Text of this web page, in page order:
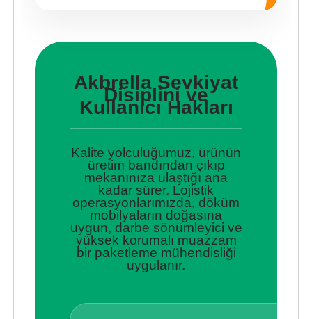
Akbrella Sevkiyat
Disiplini ve
Kullanıcı Hakları
Kalite yolculuğumuz, ürünün
üretim bandından çıkıp
mekanınıza ulaştığı ana
kadar sürer. Lojistik
operasyonlarımızda, döküm
mobilyaların doğasına
uygun, darbe sönümleyici ve
yüksek korumalı muazzam
bir paketleme mühendisliği
uygulanır.